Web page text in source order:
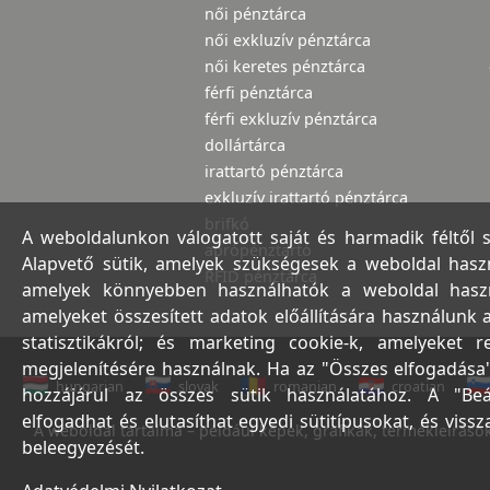
női pénztárca
női exkluzív pénztárca
női keretes pénztárca
férfi pénztárca
férfi exkluzív pénztárca
dollártárca
irattartó pénztárca
exkluzív irattartó pénztárca
brifkó
aprópénztartó
RFID pénztárca
hungarian slovak romanian croatian
A weboldal tartalma – például képek, grafikák,
A weboldalunkon válogatott saját és harmadik féltől
Alapvető sütik, amelyek szükségesek a weboldal
amelyek könnyebben használhatók a weboldal
amelyeket összesített adatok előállítására használunk
statisztikákról; és marketing cookie-k, amelyeket
megjelenítésére használnak. Ha az "Összes
hozzájárul az összes sütik használatához. A
elfogadhat és elutasíthat egyedi sütitípusokat, és
beleegyezését.